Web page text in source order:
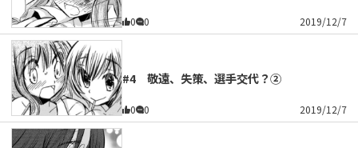
0 0 2019/12/7
#4 敬遠、失策、選手交代？②
0 0 2019/12/7